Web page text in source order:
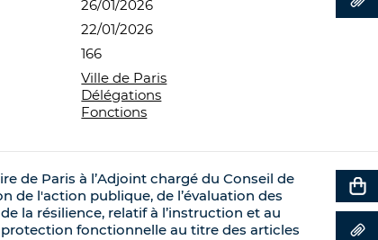
26/01/2026
22/01/2026
166
Ville de Paris
Délégations
Fonctions
de Paris à l’Adjoint chargé du Conseil de
de l'action publique, de l’évaluation des
la résilience, relatif à l’instruction et au
fonctionnelle au titre des articles